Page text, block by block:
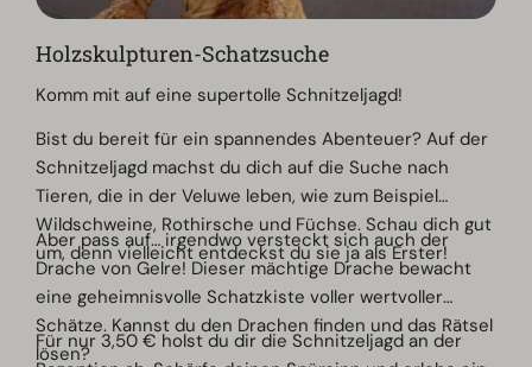
Holzskulpturen-Schatzsuche
Komm mit auf eine supertolle Schnitzeljagd!
Bist du bereit für ein spannendes Abenteuer? Auf der
Schnitzeljagd machst du dich auf die Suche nach
Tieren, die in der Veluwe leben, wie zum Beispiel
Wildschweine, Rothirsche und Füchse. Schau dich gut
um, denn vielleicht entdeckst du sie ja als Erster!
Aber pass auf… irgendwo versteckt sich auch der
Drache von Gelre! Dieser mächtige Drache bewacht
eine geheimnisvolle Schatzkiste voller wertvoller
Schätze. Kannst du den Drachen finden und das Rätsel
lösen?
Für nur 3,50 € holst du dir die Schnitzeljagd an der